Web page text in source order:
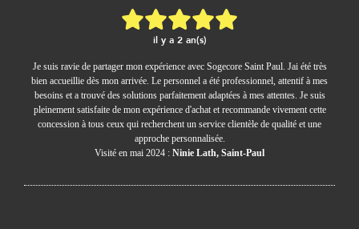
il y a 2 an(s)
Je suis ravie de partager mon expérience avec Sogecore Saint Paul. Jai été très
bien accueillie dès mon arrivée. Le personnel a été professionnel, attentif à mes
besoins et a trouvé des solutions parfaitement adaptées à mes attentes. Je suis
pleinement satisfaite de mon expérience d'achat et recommande vivement cette
concession à tous ceux qui recherchent un service clientèle de qualité et une
approche personnalisée.
Visité en mai 2024 : Ninie Lath, Saint-Paul